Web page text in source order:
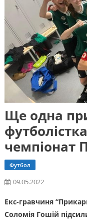
Ще одна
чемпіонат
Футбол
09.05.2022
Екс-гравчиня
Соломія Гошій